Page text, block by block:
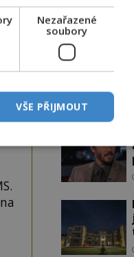
!
Nezařazené
soubory
VŠE PŘIJMOUT